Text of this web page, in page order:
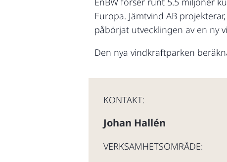
Europa. Jämtvind AB
påbörjat utvecklingen av en ny
Den nya vindkraftparken
KONTAKT:
Johan Hallén
VERKSAMHETSOMRÅDE: